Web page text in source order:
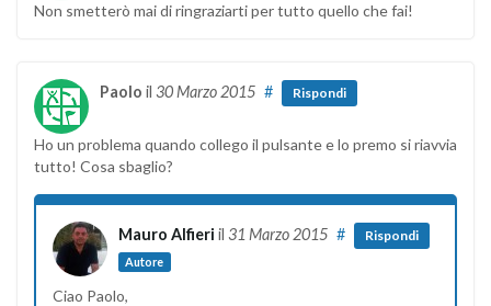
Non smetterò mai di ringraziarti per tutto quello che fai!
Paolo il 30 Marzo 2015 # Rispondi
Ho un problema quando collego il pulsante e lo premo si riavvia
tutto! Cosa sbaglio?
Mauro Alfieri il 31 Marzo 2015
Autore
# Rispondi
Ciao Paolo,